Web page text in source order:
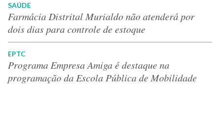
SAÚDE
Farmácia Distrital Murialdo não atenderá por
dois dias para controle de estoque
EPTC
Programa Empresa Amiga é destaque na
programação da Escola Pública de Mobilidade